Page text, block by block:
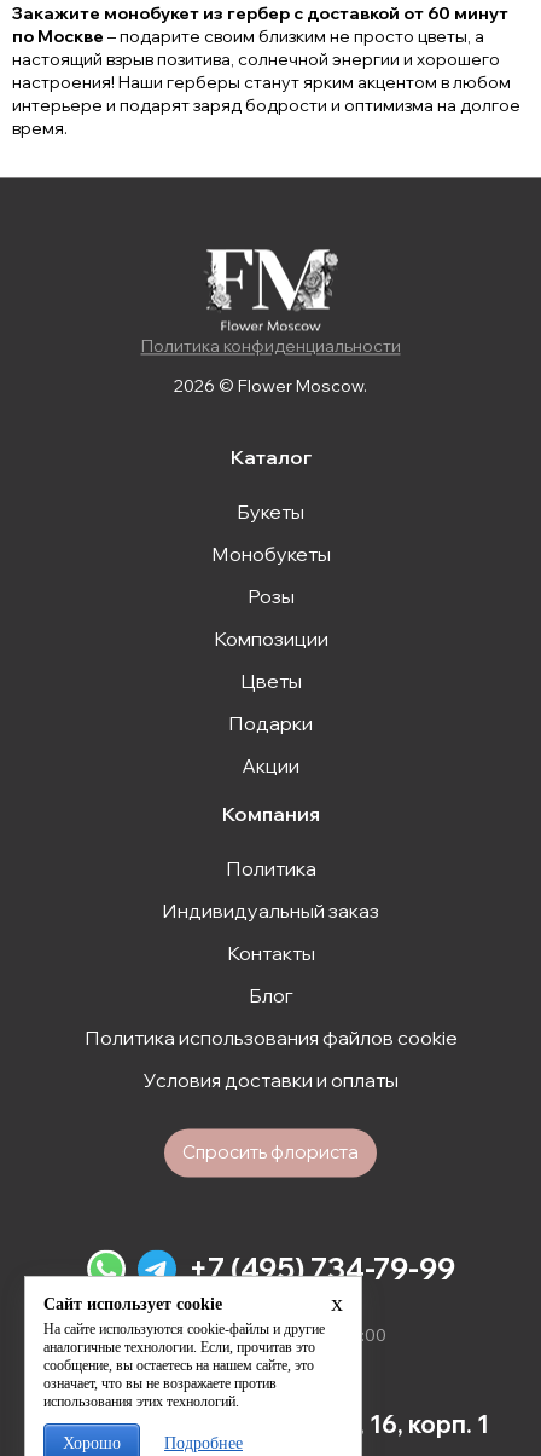
Закажите монобукет из гербер с доставкой от 60 минут
по Москве – подарите своим близким не просто цветы, а
настоящий взрыв позитива, солнечной энергии и хорошего
настроения! Наши герберы станут ярким акцентом в любом
интерьере и подарят заряд бодрости и оптимизма на долгое
время.
Политика конфиденциальности
2026 © Flower Moscow.
Каталог
Букеты
Монобукеты
Розы
Композиции
Цветы
Подарки
Акции
Компания
Политика
Индивидуальный заказ
Контакты
Блог
Политика использования файлов cookie
Условия доставки и оплаты
Спросить флориста
+7 (495) 734-79-99
Мы открыты для вас
ежедневно с 09:00 до 21:00
1-й Хорошёвский проезд, 16, корп. 1
x
Сайт использует cookie
На сайте используются cookie-файлы и другие
аналогичные технологии. Если, прочитав это
сообщение, вы остаетесь на нашем сайте, это
означает, что вы не возражаете против
использования этих технологий.
Хорошо Подробнее